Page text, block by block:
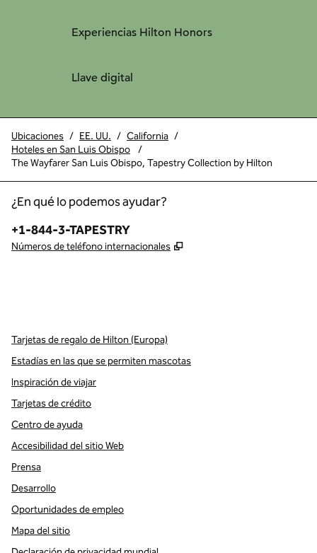
Experiencias Hilton Honors
Llave digital
Ubicaciones / EE. UU. / California /
Hoteles en San Luis Obispo
/
The Wayfarer San Luis Obispo, Tapestry Collection by Hilton
¿En qué lo podemos ayudar?
Teléfono:
+1-844-3-TAPESTRY
Números de teléfono internacionales ,
Tarjetas de regalo de Hilton (Europa)
Estadías en las que se permiten mascotas
Inspiración de viajar
Tarjetas de crédito
Centro de ayuda
Accesibilidad del sitio Web
Prensa
Desarrollo
Oportunidades de empleo
Mapa del sitio